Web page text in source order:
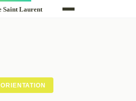
ORIENTATION